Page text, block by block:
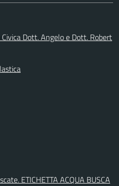
Dott. Angelo e Dott. Robert
ETICHETTA ACQUA BUSCA